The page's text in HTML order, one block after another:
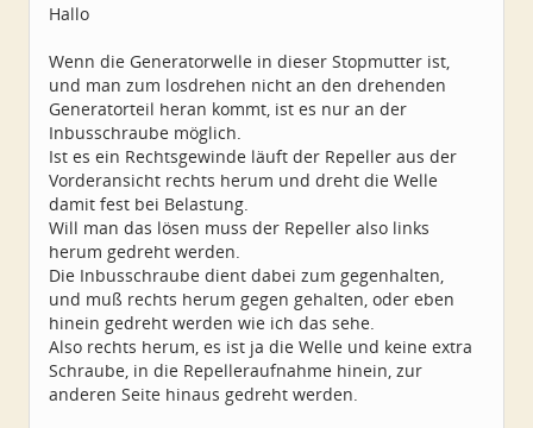
Hallo
Wenn die Generatorwelle in dieser Stopmutter ist,
und man zum losdrehen nicht an den drehenden
Generatorteil heran kommt, ist es nur an der
Inbusschraube möglich.
Ist es ein Rechtsgewinde läuft der Repeller aus der
Vorderansicht rechts herum und dreht die Welle
damit fest bei Belastung.
Will man das lösen muss der Repeller also links
herum gedreht werden.
Die Inbusschraube dient dabei zum gegenhalten,
und muß rechts herum gegen gehalten, oder eben
hinein gedreht werden wie ich das sehe.
Also rechts herum, es ist ja die Welle und keine extra
Schraube, in die Repelleraufnahme hinein, zur
anderen Seite hinaus gedreht werden.